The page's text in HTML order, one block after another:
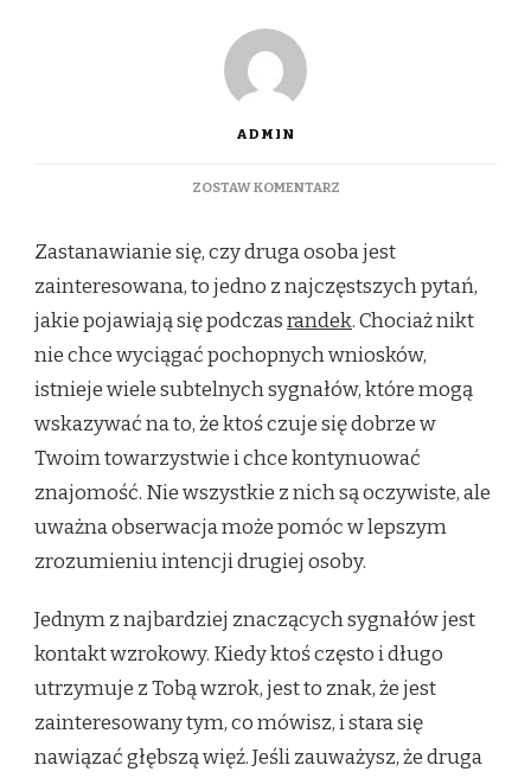
ADMIN
ZOSTAW KOMENTARZDO
ŻE
DRUGA
OSOBA
JEST
ZAINTERESOWANA?
SYGNAŁY
NA
RANDCE
Zastanawianie się, czy druga osoba jest
zainteresowana, to jedno z najczęstszych pytań,
jakie pojawiają się podczasrandek. Chociaż nikt
nie chce wyciągać pochopnych wniosków,
istnieje wiele subtelnych sygnałów, które mogą
wskazywać na to, że ktoś czuje się dobrze w
Twoim towarzystwie i chce kontynuować
znajomość. Nie wszystkie z nich są oczywiste, ale
uważna obserwacja może pomóc w lepszym
zrozumieniu intencji drugiej osoby.
Jednym z najbardziej znaczących sygnałów jest
kontakt wzrokowy. Kiedy ktoś często i długo
utrzymuje z Tobą wzrok, jest to znak, że jest
zainteresowany tym, co mówisz, i stara się
nawiązać głębszą więź. Jeśli zauważysz, że druga